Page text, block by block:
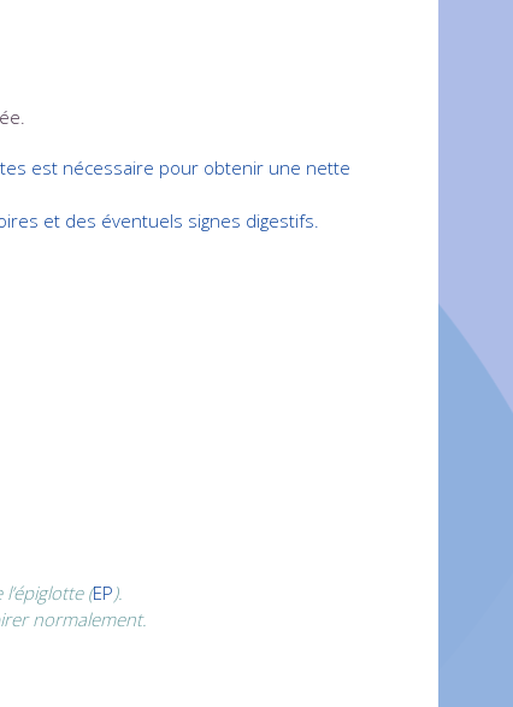
est nécessaire pour obtenir une nette
et des éventuels signes digestifs.
(EP).
normalement.